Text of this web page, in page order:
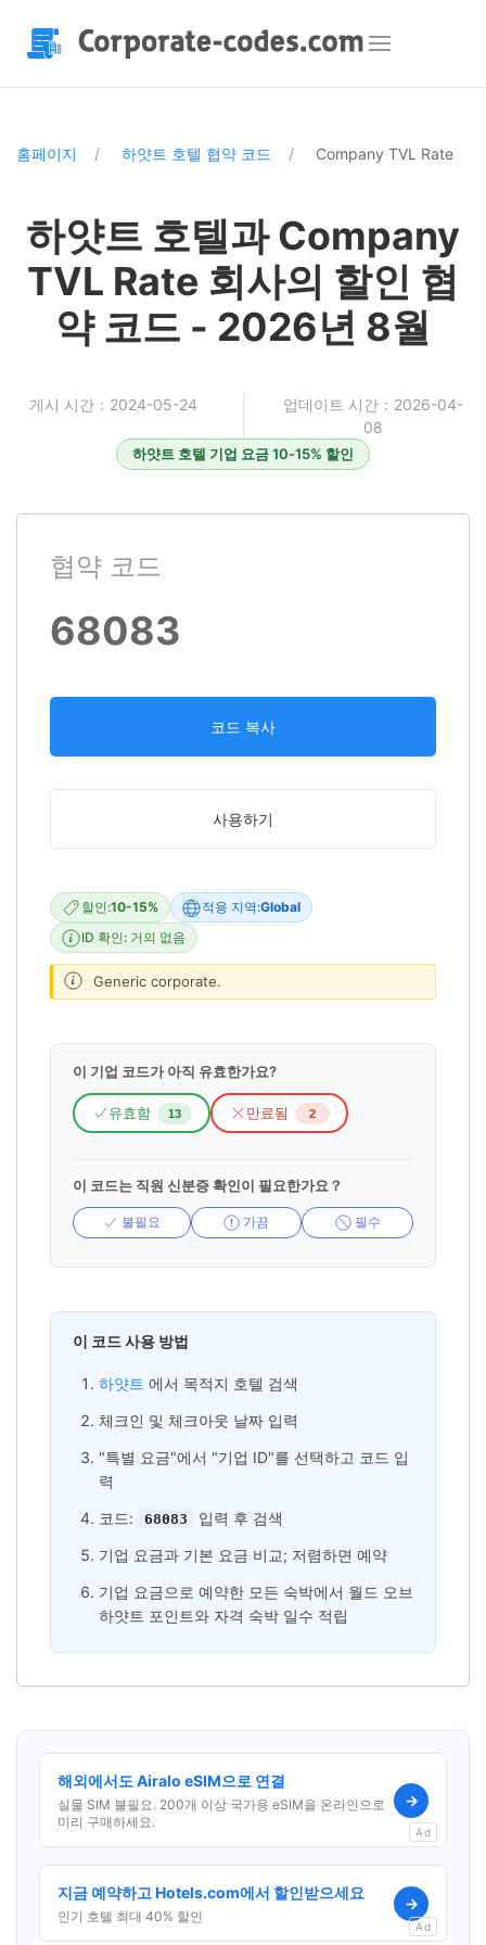
홈페이지 하얏트 호텔 협약 코드 Company TVL Rate
하얏트 호텔과 Company
TVL Rate 회사의 할인 협
약 코드 - 2026년 8월
게시 시간：2024-05-24
업데이트 시간：2026-04-
08
하얏트 호텔 기업 요금 10-15% 할인
협약 코드
68083
코드 복사
사용하기
할인:10-15% 적용 지역:Global
ID 확인: 거의 없음
Generic corporate.
이 기업 코드가 아직 유효한가요?
유효함 13 만료됨 2
이 코드는 직원 신분증 확인이 필요한가요？
불필요 가끔 필수
이 코드 사용 방법
하얏트 에서 목적지 호텔 검색
체크인 및 체크아웃 날짜 입력
"특별 요금"에서 "기업 ID"를 선택하고 코드 입
력
코드:
68083
입력 후 검색
기업 요금과 기본 요금 비교; 저렴하면 예약
기업 요금으로 예약한 모든 숙박에서 월드 오브
하얏트 포인트와 자격 숙박 일수 적립
해외에서도 Airalo eSIM으로 연결
실물 SIM 불필요. 200개 이상 국가용 eSIM을 온라인으로
미리 구매하세요.
→
Ad
지금 예약하고 Hotels.com에서 할인받으세요
인기 호텔 최대 40% 할인
→
Ad